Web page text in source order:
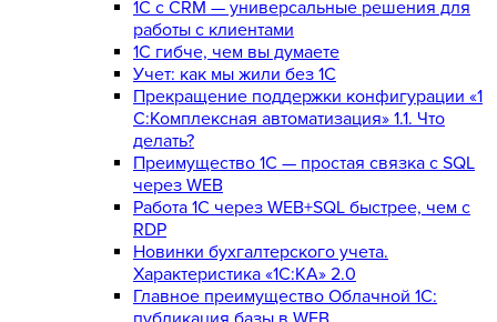
1С с CRM — универсальные решения для
работы с клиентами
1С гибче, чем вы думаете
Учет: как мы жили без 1С
Прекращение поддержки конфигурации «1
С:Комплексная автоматизация» 1.1. Что
делать?
Преимущество 1С — простая связка с SQL
через WEB
Работа 1С через WEB+SQL быстрее, чем с
RDP
Новинки бухгалтерского учета.
Характеристика «1С:КА» 2.0
Главное преимущество Облачной 1С: